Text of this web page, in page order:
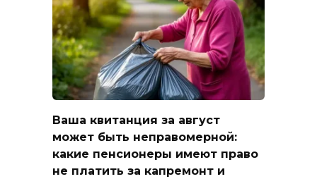
Ваша квитанция за август
может быть неправомерной:
какие пенсионеры имеют право
не платить за капремонт и